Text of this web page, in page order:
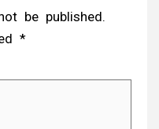
be published.
*